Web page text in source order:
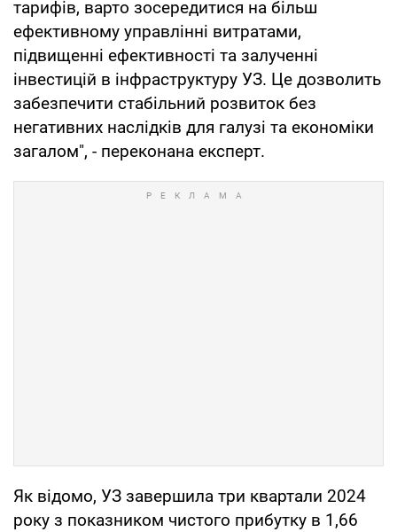
тарифів, варто зосередитися на більш
ефективному управлінні витратами,
підвищенні ефективності та залученні
інвестицій в інфраструктуру УЗ. Це дозволить
забезпечити стабільний розвиток без
негативних наслідків для галузі та економіки
загалом", - переконана експерт.
Як відомо, УЗ завершила три квартали 2024
року з показником чистого прибутку в 1,66